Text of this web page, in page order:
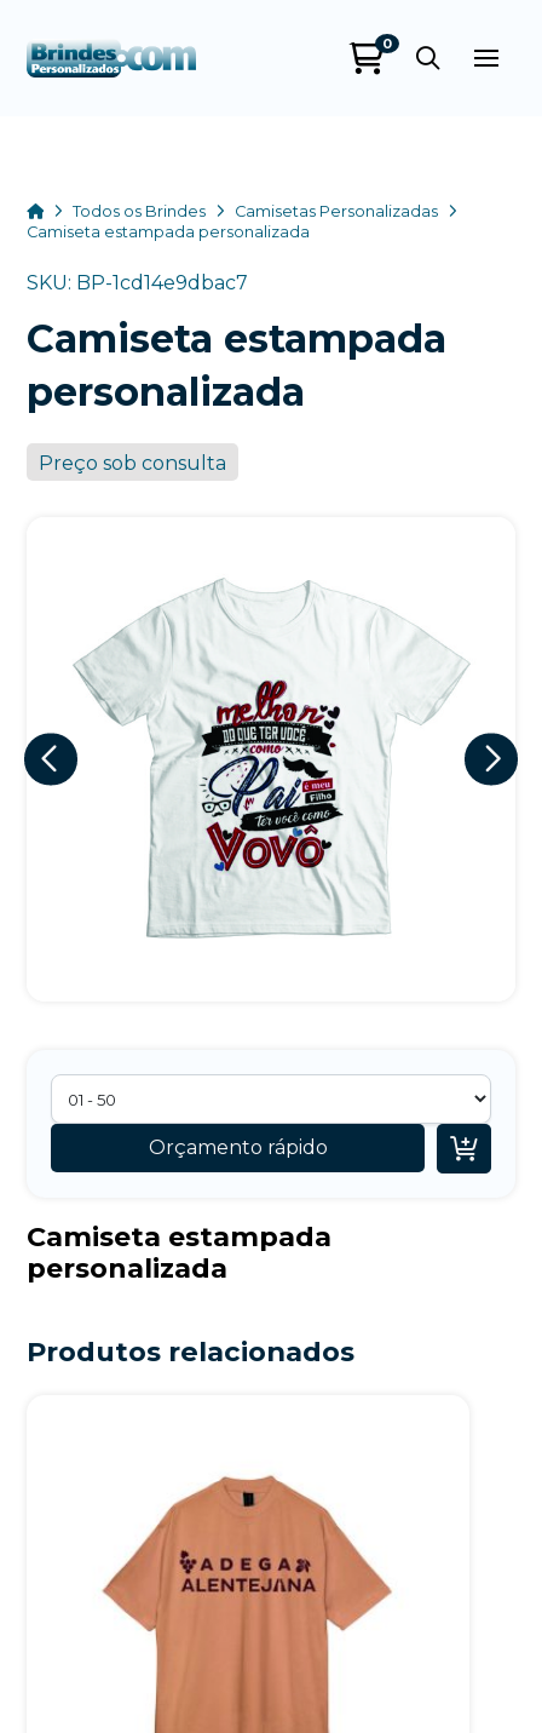
0
HomeTodos os Brindes
Camisetas Personalizadas
Camiseta estampada personalizada
SKU: BP-1cd14e9dbac7
Camiseta estampada
personalizada
Preço sob consulta
Orçamento rápido 
Camiseta estampada
personalizada
Produtos relacionados
+55
Eu concordo em receber comunicações.
A nossa empresa está comprometida a proteger e respeitar
sua privacidade, utilizaremos seus dados apenas para fins
de marketing. Você pode alterar suas preferências a
qualquer momento.
Iniciar conversa